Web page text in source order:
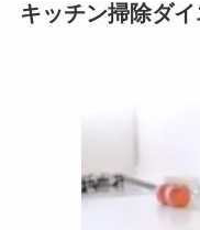
キッチン掃除ダイ